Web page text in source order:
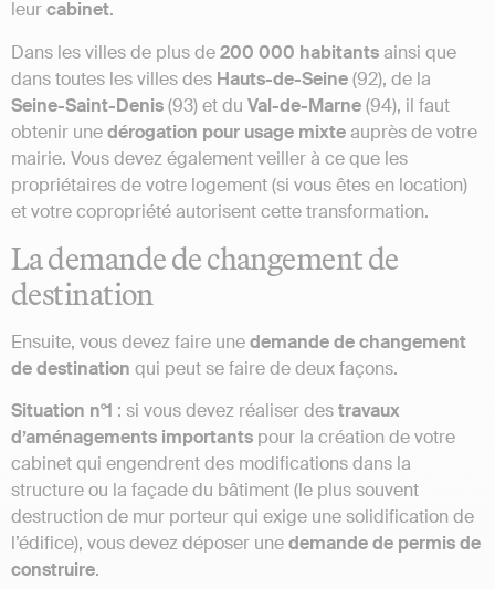
leurcabinet.
Dans les villes de plus de200 000 habitantsainsi que
dans toutes les villes des Hauts-de-Seine(92), de la
Seine-Saint-Denis(93) et du Val-de-Marne(94), il faut
obtenir unedérogation pour usage mixteauprès de votre
mairie. Vous devez également veiller à ce que les
propriétaires de votre logement (si vous êtes en location)
et votre copropriété autorisent cette transformation.
La demande de changement de
destination
Ensuite, vous devez faire unedemande de changement
de destination qui peut se faire de deux façons.
Situation n°1 : si vous devez réaliser destravaux
d’aménagements importants pour la création de votre
cabinet qui engendrent des modifications dans la
structure ou la façade du bâtiment (le plus souvent
destruction de mur porteur qui exige une solidification de
l’édifice), vous devez déposer unedemande de permis de
construire.